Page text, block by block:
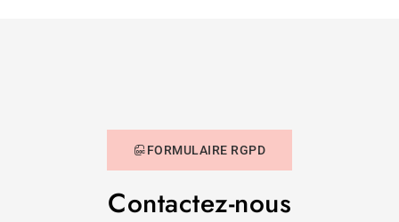
FORMULAIRE RGPD
Contactez-nous